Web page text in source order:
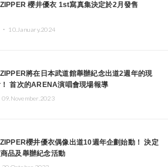
櫻井優衣 1st寫真集決定於2月發售
10.January.2024
將在日本武道館舉辦紀念出道2週年的現
首次的ARENA演唱會現場報導
09.November.2023
櫻井優衣偶像出道10週年企劃始動！ 決定
品及舉辦紀念活動